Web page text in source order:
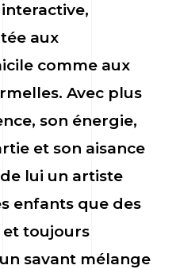
aux
comme aux
Avec plus
son énergie,
et son aisance
lui un artiste
enfants que des
toujours
savant mélange